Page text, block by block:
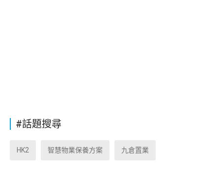
#話題搜尋
HK2 智慧物業保養方案 九倉置業